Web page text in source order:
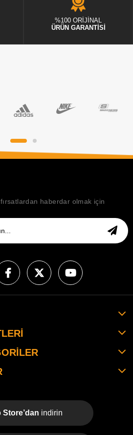
%100 ORİJİNAL
ÜRÜN GARANTİSİ
haberdar olmak için
Store’dan indirin